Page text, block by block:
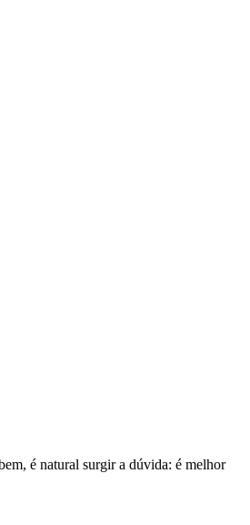
é natural surgir a dúvida: é melhor